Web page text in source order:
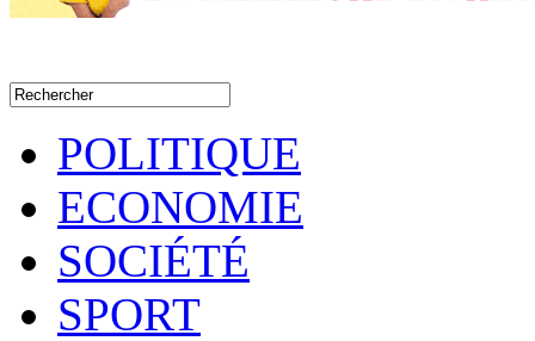
POLITIQUE
ECONOMIE
SOCIÉTÉ
SPORT